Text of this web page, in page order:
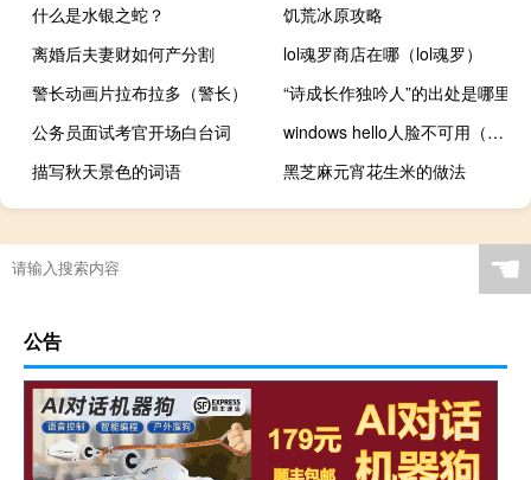
什么是水银之蛇？
饥荒冰原攻略
离婚后夫妻财如何产分割
lol魂罗商店在哪（lol魂罗）
警长动画片拉布拉多（警长）
“诗成长作独吟人”的出处是哪里
公务员面试考官开场白台词
windows hello人脸不可用（windows h）
描写秋天景色的词语
黑芝麻元宵花生米的做法
☚
公告